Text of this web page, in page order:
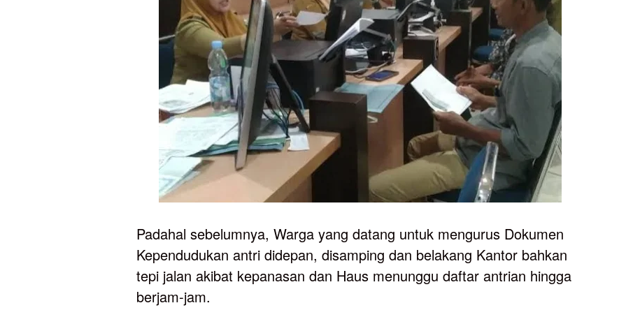
Padahal sebelumnya, Warga yang datang untuk mengurus Dokumen
Kependudukan antri didepan, disamping dan belakang Kantor bahkan
tepi jalan akibat kepanasan dan Haus menunggu daftar antrian hingga
berjam-jam.